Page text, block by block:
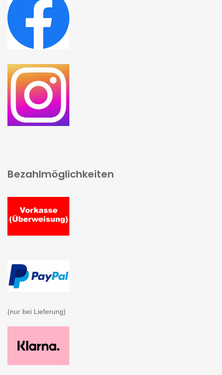
Bezahlmöglichkeiten
(nur bei Lieferung)